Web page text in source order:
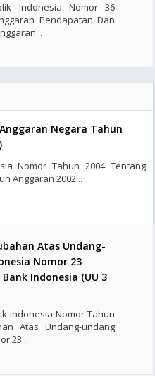
Indonesia Nomor 36
Pendapatan Dan
..
Negara Tahun
Nomor Tahun 2004 Tentang
Anggaran 2002 ..
Atas Undang-
Nomor 23
Indonesia (UU 3
Indonesia Nomor Tahun
Atas Undang-undang
23 ..